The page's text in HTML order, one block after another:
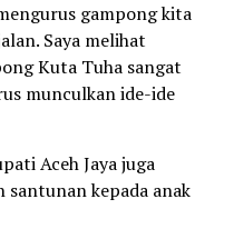
gampong kita
Saya melihat
Kuta Tuha sangat
munculkan ide-ide
Aceh Jaya juga
santunan kepada anak